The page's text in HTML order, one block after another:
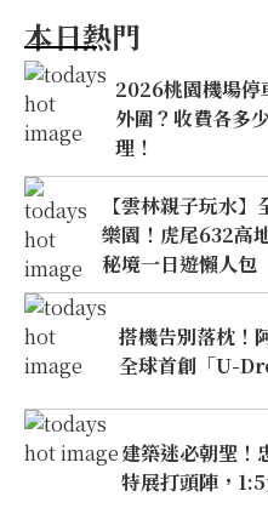
本日熱門
2026桃園機場停
外圍？收費各多
理！
【雲林親子玩水
樂園！虎尾632高
秘境一日遊懶人包
搭機告別落枕！
全球首創「U-
建築迷必朝聖！
特展打頭陣，